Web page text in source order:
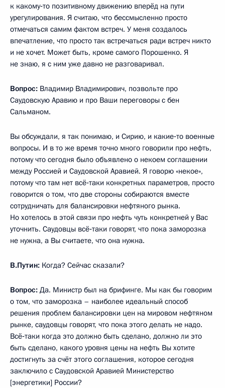
к какому‑то позитивному движению вперёд на пути
урегулирования. Я считаю, что бессмысленно просто
отмечаться самим фактом встреч. У меня создалось
впечатление, что просто так встречаться ради встреч никто
и не хочет. Может быть, кроме самого Порошенко. Я
не знаю, я с ним уже давно не разговаривал.
Вопрос: Владимир Владимирович, позвольте про
Саудовскую Аравию и про Ваши переговоры с бен
Сальманом.
Вы обсуждали, я так понимаю, и Сирию, и какие‑то военные
вопросы. И в то же время точно много говорили про нефть,
потому что сегодня было объявлено о некоем соглашении
между Россией и Саудовской Аравией. Я говорю «некое»,
потому что там нет всё‑таки конкретных параметров, просто
говорится о том, что две стороны собираются вместе
сотрудничать для балансировки нефтяного рынка.
Но хотелось в этой связи про нефть чуть конкретней у Вас
уточнить. Саудовцы всё‑таки говорят, что пока заморозка
не нужна, а Вы считаете, что она нужна.
В.Путин: Когда? Сейчас сказали?
Вопрос: Да. Министр был на брифинге. Мы как бы говорим
о том, что заморозка – наиболее идеальный способ
решения проблем балансировки цен на мировом нефтяном
рынке, саудовцы говорят, что пока этого делать не надо.
Всё‑таки когда это должно быть сделано, должно ли это
быть сделано, какого уровня цены на нефть Вы хотите
достигнуть за счёт этого соглашения, которое сегодня
заключило с Саудовской Аравией Министерство
[энергетики] России?